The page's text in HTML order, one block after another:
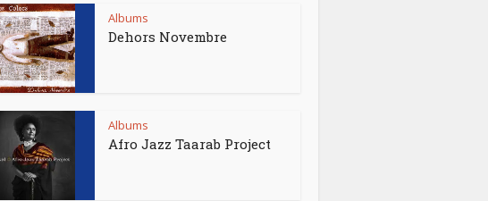
Albums
Dehors Novembre
Albums
Afro Jazz Taarab Project